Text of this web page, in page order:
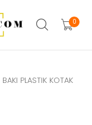
0
BAKI PLASTIK KOTAK